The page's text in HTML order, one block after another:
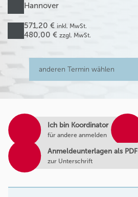
Hannover
571,20 € inkl. MwSt.
480,00 € zzgl. MwSt.
Ich bin Koordinator
für andere anmelden
Anmeldeunterlagen als PDF
zur Unterschrift